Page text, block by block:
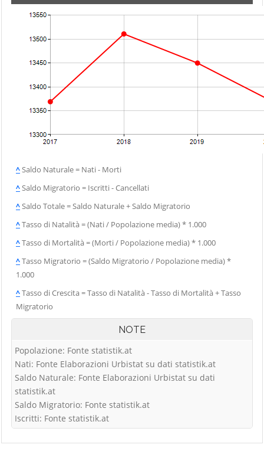
^Saldo Naturale = Nati - Morti
^Saldo Migratorio = Iscritti - Cancellati
^Saldo Totale = Saldo Naturale + Saldo Migratorio
^Tasso di Natalità = (Nati / Popolazione media) * 1.000
^Tasso di Mortalità = (Morti / Popolazione media) * 1.000
^Tasso Migratorio = (Saldo Migratorio / Popolazione media) *
1.000
^Tasso di Crescita = Tasso di Natalità - Tasso di Mortalità + Tasso
Migratorio
NOTE
Popolazione: Fonte statistik.at
Nati: Fonte Elaborazioni Urbistat su dati statistik.at
Saldo Naturale: Fonte Elaborazioni Urbistat su dati
statistik.at
Saldo Migratorio: Fonte statistik.at
Iscritti: Fonte statistik.at